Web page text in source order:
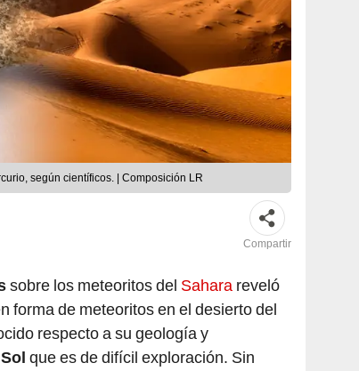
según científicos. | Composición LR
Compartir
sobre los meteoritos del Sahara reveló
forma de meteoritos en el desierto del
respecto a su geología y
Sol que es de difícil exploración. Sin